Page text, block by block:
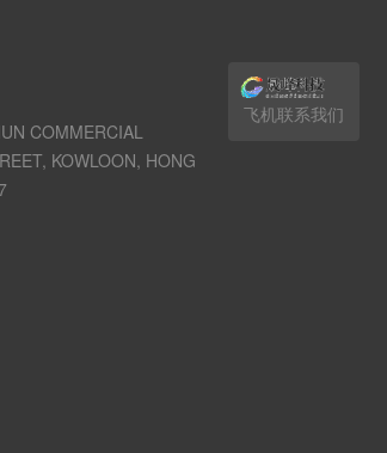
COMMERCIAL
KOWLOON, HONG
飞机联系我们